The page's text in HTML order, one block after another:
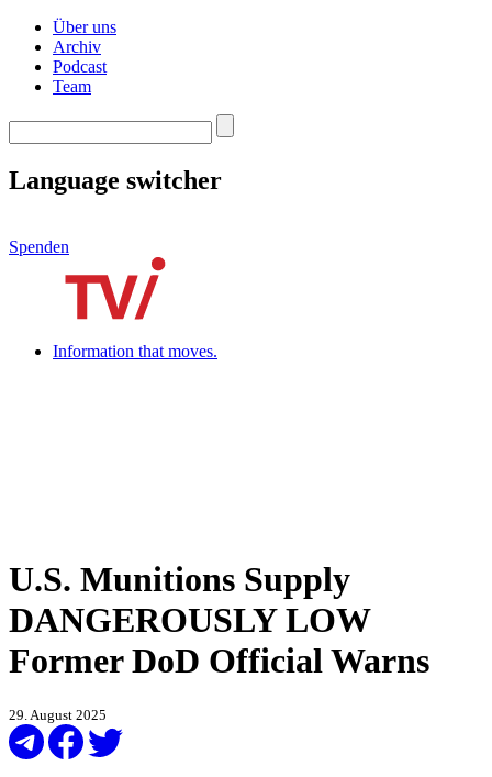
Über uns
Archiv
Podcast
Team
Language switcher
Spenden
Information that moves.
U.S. Munitions Supply
DANGEROUSLY LOW
Former DoD Official Warns
29. August 2025